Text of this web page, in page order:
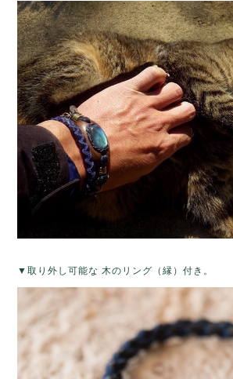
▼取り外し可能な 木のリング（縁）付き。